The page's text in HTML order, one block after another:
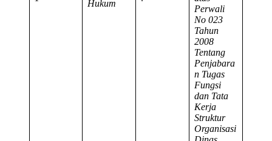
Hukum
Perwali
No 023
Tahun
2008
Tentang
Penjabara
n Tugas
Fungsi
dan Tata
Kerja
Struktur
Organisasi